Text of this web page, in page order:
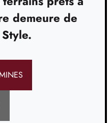
demeure de